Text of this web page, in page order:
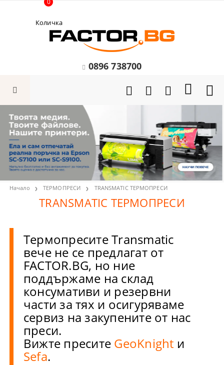
Количка
0
0896 738700
Начало ТЕРМОПРЕСИ TRANSMATIC ТЕРМОПРЕСИ
TRANSMATIC ТЕРМОПРЕСИ
Термопресите Transmatic
вече не се предлагат от
FACTOR.BG, но ние
поддържаме на склад
консумативи и резервни
части за тях и осигуряваме
сервиз на закупените от нас
преси.
Вижте пресите GeoKnight и
Sefa.